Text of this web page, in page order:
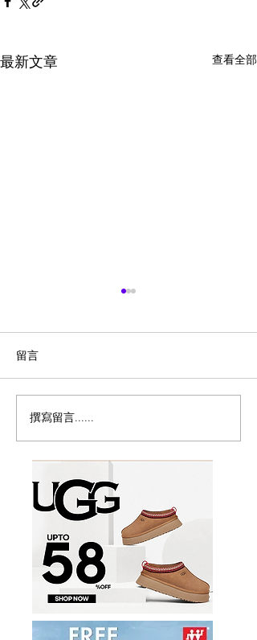
最新文章 查看全部
突发：加拿大宣布暂停父
母移民计画！
留言
撰寫留言......